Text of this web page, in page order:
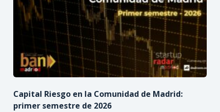
Capital Riesgo en la Comunidad de Madrid:
primer semestre de 2026